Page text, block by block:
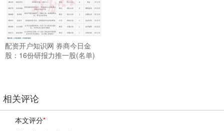
配资开户知识网 券商今日金
股：16份研报力推一股(名单)
相关评论
本文评分*